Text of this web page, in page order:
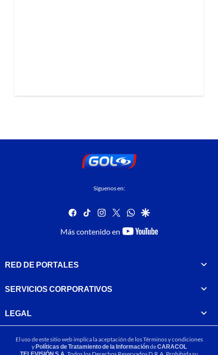
Síguenos en:
facebook
tiktok instagram
twitterwhatsapp
google
Más contenido en
youtube-
RED DE PORTALES
SERVICIOS CORPORATIVOS
LEGAL
El uso de este sitio web implica la aceptación de losTérminos y condiciones
yPolíticas de Tratamiento de la InformacióndeCARACOL